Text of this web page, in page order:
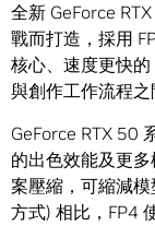
全新 GeForce
戰而打造，採用
核心、速度更快
與創作工作流程之
GeForce RTX 50
的出色效能及更
案壓縮，可縮減
方式) 相比，FP4